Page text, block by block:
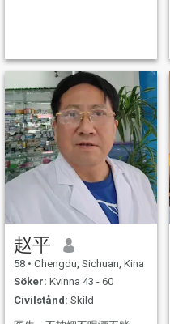
赵平
58 • Chengdu, Sichuan, Kina
Söker: Kvinna 43 - 60
Civilstånd: Skild